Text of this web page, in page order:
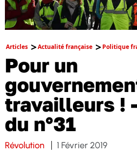
Articles Actualité française Politique
Pour un
travailleurs !
du n°31
Révolution 1 Février 2019